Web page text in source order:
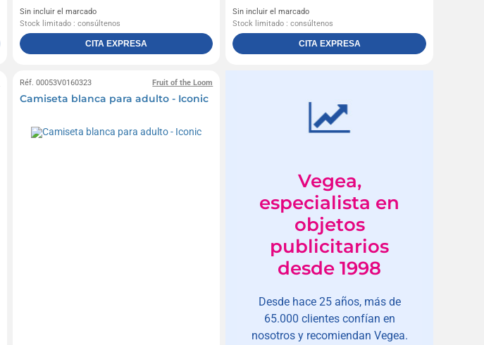
Sin incluir el marcado
Stock limitado : consúltenos
CITA EXPRESA
Sin incluir el marcado
Stock limitado : consúltenos
CITA EXPRESA
Fruit of the Loom
Réf. 00053V0160323
Camiseta blanca para adulto - Iconic
Vegea,
especialista en
objetos
publicitarios
desde 1998
Desde hace 25 años, más de
65.000 clientes confían en
nosotros y recomiendan Vegea.